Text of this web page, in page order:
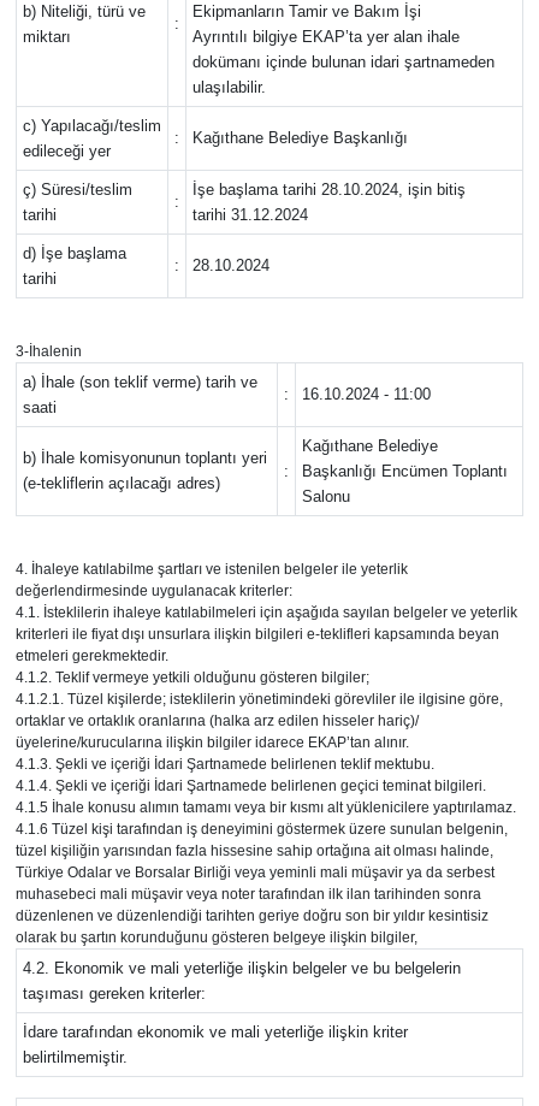
b) Niteliği, türü ve
miktarı
:
Ekipmanların Tamir ve Bakım İşi
Ayrıntılı bilgiye EKAP’ta yer alan ihale
dokümanı içinde bulunan idari şartnameden
ulaşılabilir.
c) Yapılacağı/teslim
edileceği yer
: Kağıthane Belediye Başkanlığı
ç) Süresi/teslim
tarihi
:
İşe başlama tarihi 28.10.2024, işin bitiş
tarihi 31.12.2024
d) İşe başlama
tarihi
: 28.10.2024
3-İhalenin
a) İhale (son teklif verme) tarih ve
saati
: 16.10.2024 - 11:00
b) İhale komisyonunun toplantı yeri
(e-tekliflerin açılacağı adres)
:
Kağıthane Belediye
Başkanlığı Encümen Toplantı
Salonu
4. İhaleye katılabilme şartları ve istenilen belgeler ile yeterlik
değerlendirmesinde uygulanacak kriterler:
4.1. İsteklilerin ihaleye katılabilmeleri için aşağıda sayılan belgeler ve yeterlik
kriterleri ile fiyat dışı unsurlara ilişkin bilgileri e-teklifleri kapsamında beyan
etmeleri gerekmektedir.
4.1.2. Teklif vermeye yetkili olduğunu gösteren bilgiler;
4.1.2.1. Tüzel kişilerde; isteklilerin yönetimindeki görevliler ile ilgisine göre,
ortaklar ve ortaklık oranlarına (halka arz edilen hisseler hariç)/
üyelerine/kurucularına ilişkin bilgiler idarece EKAP’tan alınır.
4.1.3. Şekli ve içeriği İdari Şartnamede belirlenen teklif mektubu.
4.1.4. Şekli ve içeriği İdari Şartnamede belirlenen geçici teminat bilgileri.
4.1.5 İhale konusu alımın tamamı veya bir kısmı alt yüklenicilere yaptırılamaz.
4.1.6 Tüzel kişi tarafından iş deneyimini göstermek üzere sunulan belgenin,
tüzel kişiliğin yarısından fazla hissesine sahip ortağına ait olması halinde,
Türkiye Odalar ve Borsalar Birliği veya yeminli mali müşavir ya da serbest
muhasebeci mali müşavir veya noter tarafından ilk ilan tarihinden sonra
düzenlenen ve düzenlendiği tarihten geriye doğru son bir yıldır kesintisiz
olarak bu şartın korunduğunu gösteren belgeye ilişkin bilgiler,
4.2. Ekonomik ve mali yeterliğe ilişkin belgeler ve bu belgelerin
taşıması gereken kriterler:
İdare tarafından ekonomik ve mali yeterliğe ilişkin kriter
belirtilmemiştir.
Resmi İlanlar
Rüya Tabirleri
Sağlık
Savunma Sanayi
Spor
Televizyon